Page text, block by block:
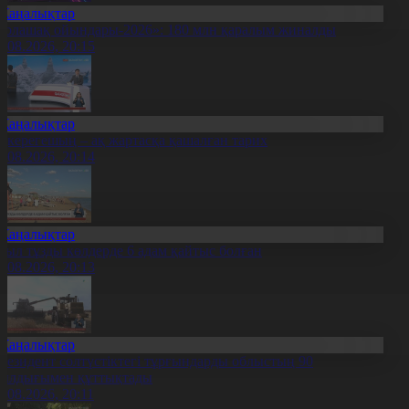
ойындары-2026»: 180 млн қаралым жиналды
20:15
– ақ жартасқа қашалған тарих
20:14
тұзды көлдерде 6 адам қайтыс болған
20:13
солтүстіктегі тұрғындарды облыстың 90
құттықтады
20:11